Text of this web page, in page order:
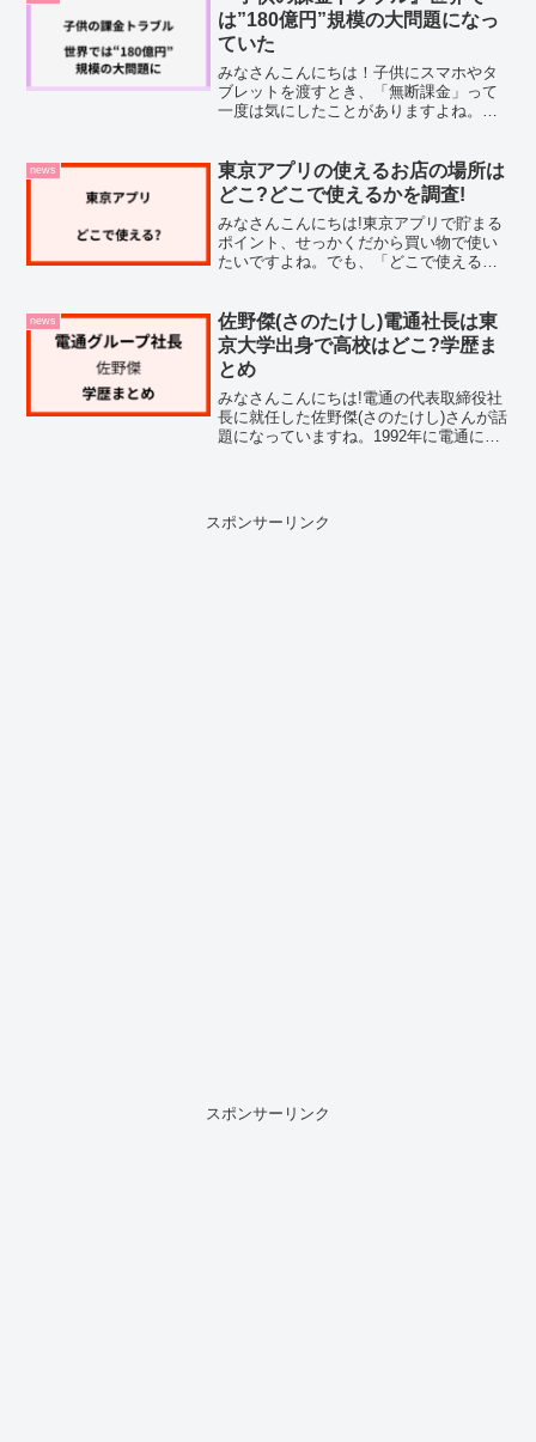
なって...
は”180億円”規模の大問題になっ
ていた
みなさんこんにちは！子供にスマホやタ
ブレットを渡すとき、「無断課金」って
一度は気にしたことがありますよね。最
が話題になっているのを見て、私もつい
気になって調べ...
news
東京アプリの使えるお店の場所は
どこ?どこで使えるかを調査!
みなさんこんにちは!東京アプリで貯まる
ポイント、せっかくだから買い物で使い
たいですよね。でも、「どこで使える
ですが、東京アプリ自体は新しいサービ
スなので、実際にどこ...
news
佐野傑(さのたけし)電通社長は東
京大学出身で高校はどこ?学歴ま
とめ
みなさんこんにちは!電通の代表取締役社
長に就任した佐野傑(さのたけし)さんが話
題になっていますね。1992年に電通に入
なのか...
スポンサーリンク
スポンサーリンク